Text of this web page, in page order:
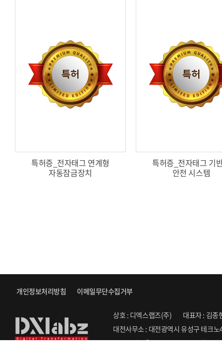
특허증_전자태그 연계형
자동잠금장치
특허증_전자태그 기
안전 시스템
개인정보처리방침 이메일무단수집거부
상호 : 디엑스랩즈(주)
대표자 : 김종
대전사무소 : 대전광역시 유성구 테크
Copyright ⓒ 2022. DXLABZ. All